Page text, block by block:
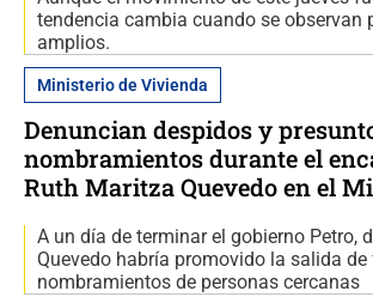
tendencia cambia cuando se observan
amplios.
Ministerio de Vivienda
Denuncian despidos y
nombramientos durante el
Ruth Maritza Quevedo en el
A un día de terminar el gobierno Petro,
Quevedo habría promovido la salida
nombramientos de personas cercanas